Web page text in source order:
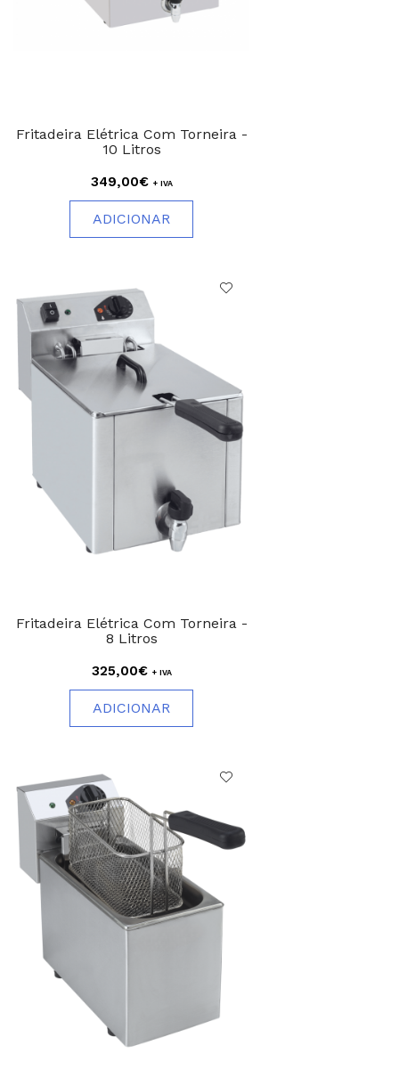
Fritadeira Elétrica Com Torneira -
10 Litros
349,00€ + IVA
ADICIONAR
Fritadeira Elétrica Com Torneira -
8 Litros
325,00€ + IVA
ADICIONAR